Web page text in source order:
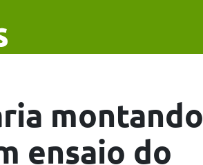
montando
ensaio do